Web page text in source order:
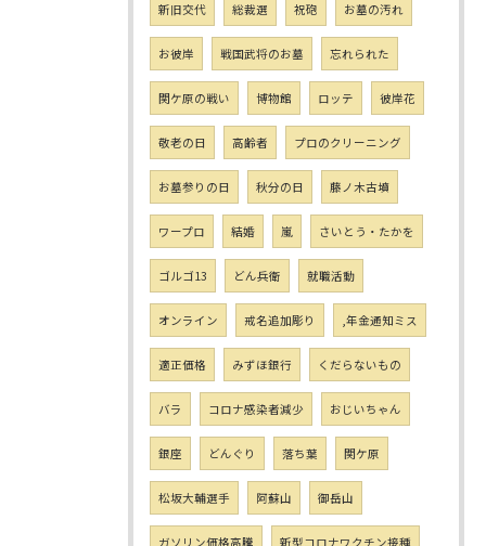
新旧交代 総裁選 祝砲 お墓の汚れ
お彼岸 戦国武将のお墓 忘れられた
関ケ原の戦い 博物館 ロッテ 彼岸花
敬老の日 高齢者 プロのクリーニング
お墓参りの日 秋分の日 藤ノ木古墳
ワープロ 結婚 嵐 さいとう・たかを
ゴルゴ13 どん兵衛 就職活動
オンライン 戒名追加彫り ,年金通知ミス
適正価格 みずほ銀行 くだらないもの
バラ コロナ感染者減少 おじいちゃん
銀座 どんぐり 落ち葉 関ケ原
松坂大輔選手 阿蘇山 御岳山
ガソリン価格高騰 新型コロナワクチン接種